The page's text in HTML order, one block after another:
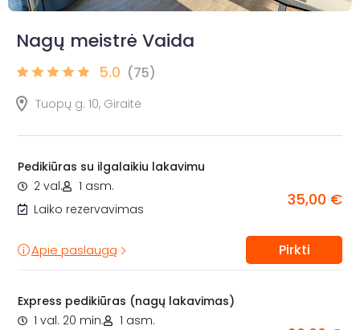
Nagų meistrė Vaida
5.0 (75)
Tuopų g. 10, Giraitė
Pedikiūras su ilgalaikiu lakavimu
2 val.
1 asm.
Laiko rezervavimas
35,00 €
Apie paslaugą Pirkti
Express pedikiūras (nagų lakavimas)
1 val. 20 min.
1 asm.